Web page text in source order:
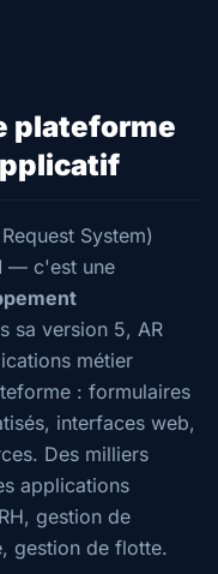
plateforme
System)
— c'est une
sa version 5, AR
métier
: formulaires
interfaces web,
Des milliers
applications
gestion de
gestion de flotte.